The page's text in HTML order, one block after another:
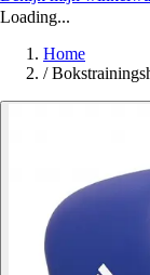
Loading...
Home
/